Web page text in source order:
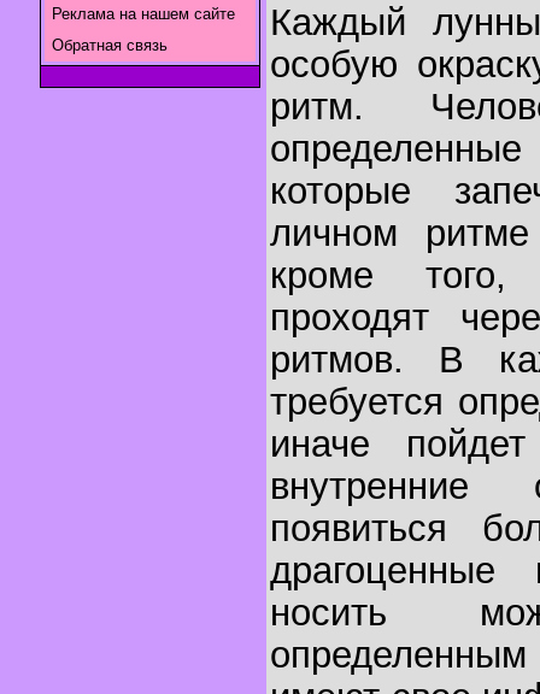
Реклама на нашем сайте
Обратная связь
Каждый
особую
ритм.
которые
личном
кроме
проходят
ритмов. В
требуется
иначе
появиться
драгоценные
носить